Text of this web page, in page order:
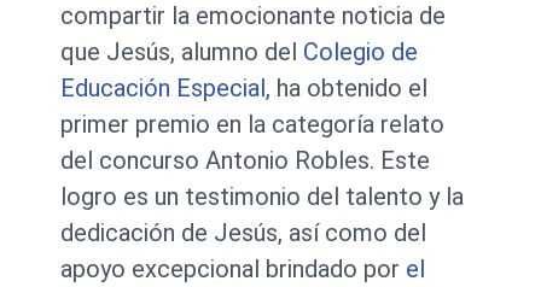
compartir la emocionante noticia de
que Jesús, alumno del Colegio de
Educación Especial, ha obtenido el
primer premio en la categoría relato
del concurso Antonio Robles. Este
logro es un testimonio del talento y la
dedicación de Jesús, así como del
apoyo excepcional brindado por el